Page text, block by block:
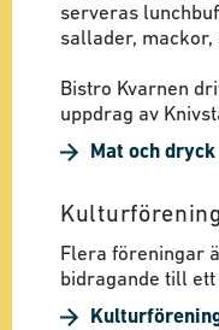
serveras
sallader,
Bistro Kvarnen
uppdrag av
Mat och dryck
Flera föreningar
bidragande till